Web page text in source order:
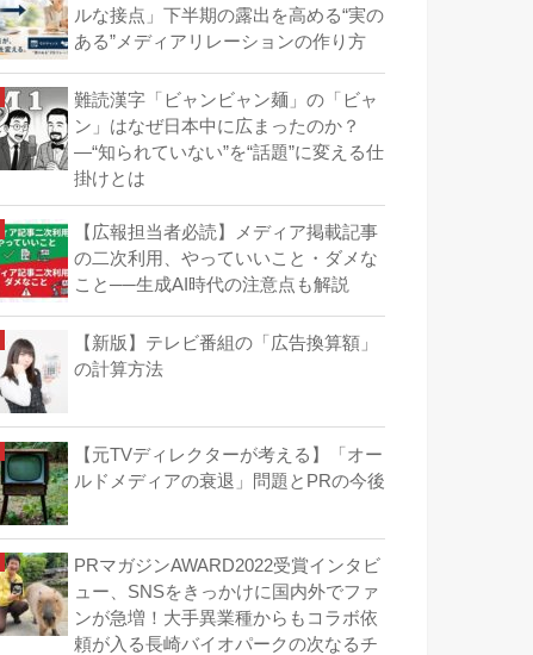
ルな接点」下半期の露出を高める“実の
ある”メディアリレーションの作り方
難読漢字「ビャンビャン麺」の「ビャ
ン」はなぜ日本中に広まったのか？
―“知られていない”を“話題”に変える仕
掛けとは
【広報担当者必読】メディア掲載記事
の二次利用、やっていいこと・ダメな
こと──生成AI時代の注意点も解説
【新版】テレビ番組の「広告換算額」
の計算方法
【元TVディレクターが考える】「オー
ルドメディアの衰退」問題とPRの今後
PRマガジンAWARD2022受賞インタビ
ュー、SNSをきっかけに国内外でファ
ンが急増！大手異業種からもコラボ依
頼が入る長崎バイオパークの次なるチ